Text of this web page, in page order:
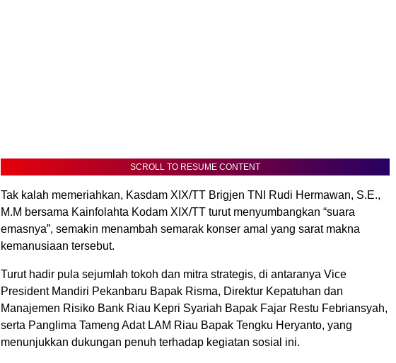
SCROLL TO RESUME CONTENT
Tak kalah memeriahkan, Kasdam XIX/TT Brigjen TNI Rudi Hermawan, S.E.,
M.M bersama Kainfolahta Kodam XIX/TT turut menyumbangkan “suara
emasnya”, semakin menambah semarak konser amal yang sarat makna
kemanusiaan tersebut.
Turut hadir pula sejumlah tokoh dan mitra strategis, di antaranya Vice
President Mandiri Pekanbaru Bapak Risma, Direktur Kepatuhan dan
Manajemen Risiko Bank Riau Kepri Syariah Bapak Fajar Restu Febriansyah,
serta Panglima Tameng Adat LAM Riau Bapak Tengku Heryanto, yang
menunjukkan dukungan penuh terhadap kegiatan sosial ini.